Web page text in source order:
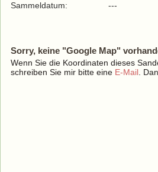
Sammeldatum:
---
Sorry, keine "Google Map"
Wenn Sie die Koordinaten dieses
schreiben Sie mir bitte eine E-Mail .